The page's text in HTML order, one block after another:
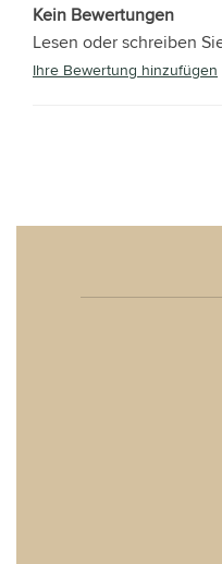
Kein Bewertungen
Lesen oder schreiben
Ihre Bewertung hinzufügen